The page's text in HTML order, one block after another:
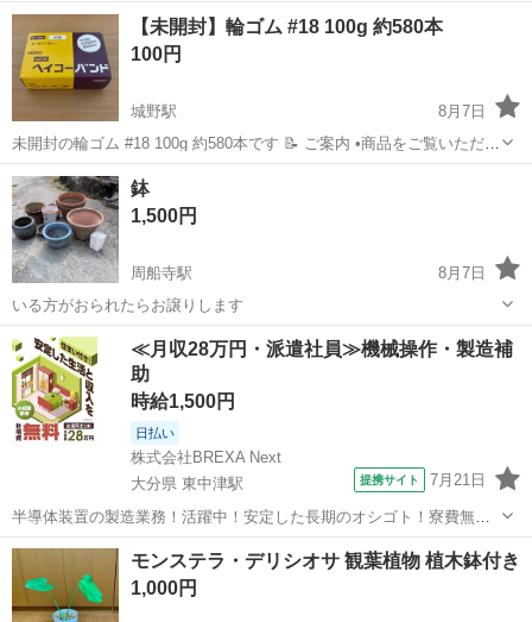
【未開封】輪ゴム #18 100g 約580本
100円
城野駅
8月7日
未開封の輪ゴム #18 100g 約580本です 📝 ご案内 •商品をご覧いただき
有難うございます！ •お時間がある方は、ぜひプロフィールもご覧下さ
い •最近、アポまでに時間がかかるケースが増えておりますので、「先
着順...
福岡 北九州市
鉢
1,500円
周船寺駅
8月7日
いる方がおられたらお譲りします
福岡 福岡市 周船寺駅 家庭用品
≪月収28万円・派遣社員≫機械操作・製造補
助
時給1,500円
日払い
株式会社BREXA Next
大分県 東中津駅
提携サイト 7月21日
半導体装置の製造業務！活躍中！安定した長期のオシゴト！寮費無料
★赴任旅費会社負担◎20代～40代の男性活躍中★未経験活躍中！高時
給1,500円！《大分県中津市》 人気の工場のお仕事 ◇半導体装置内部
のシート製造◇ ＊クリー...
大分 中津市 その他
モンステラ・デリシオサ 観葉植物 植木鉢付き
1,000円